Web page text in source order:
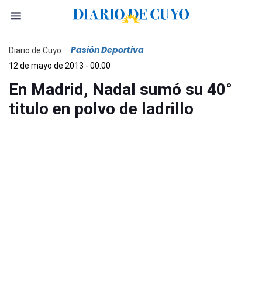
Diario de Cuyo Pasión Deportiva
12 de mayo de 2013 - 00:00
En Madrid, Nadal sumó su 40°
titulo en polvo de ladrillo